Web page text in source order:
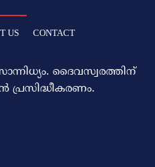
US CONTACT
ദൈവസ്വരത്തിന്‌